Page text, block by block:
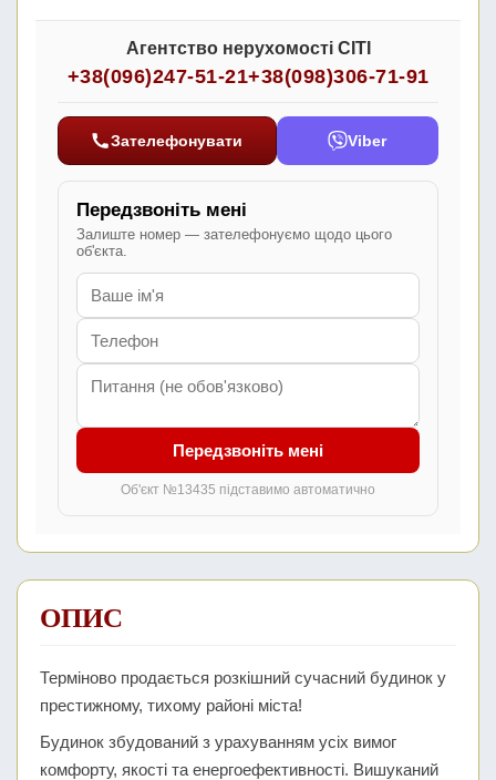
Агентство нерухомості СІТІ
+38(096)247-51-21+38(098)306-71-91
Зателефонувати Viber
Передзвоніть мені
Залиште номер — зателефонуємо щодо цього
об'єкта.
Передзвоніть мені
Об'єкт №13435 підставимо автоматично
ОПИС
Терміново продається розкішний сучасний будинок у
престижному, тихому районі міста!
Будинок збудований з урахуванням усіх вимог
комфорту, якості та енергоефективності. Вишуканий